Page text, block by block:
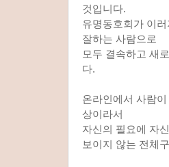
것입니다.
유명동호회가 이
잘하는 사람으로
모두 결속하고 새
다.
온라인에서 사람
상이라서
자신의 필요에 자
보이지 않는 전체